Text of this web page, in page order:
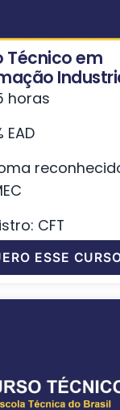
Técnico em
horas
EAD
CFT
ESSE